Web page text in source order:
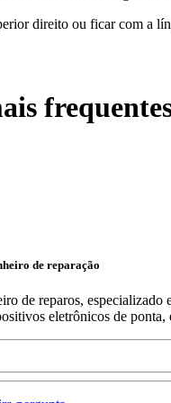
direito ou ficar com a
de reparação
de reparos,
eletrônicos de